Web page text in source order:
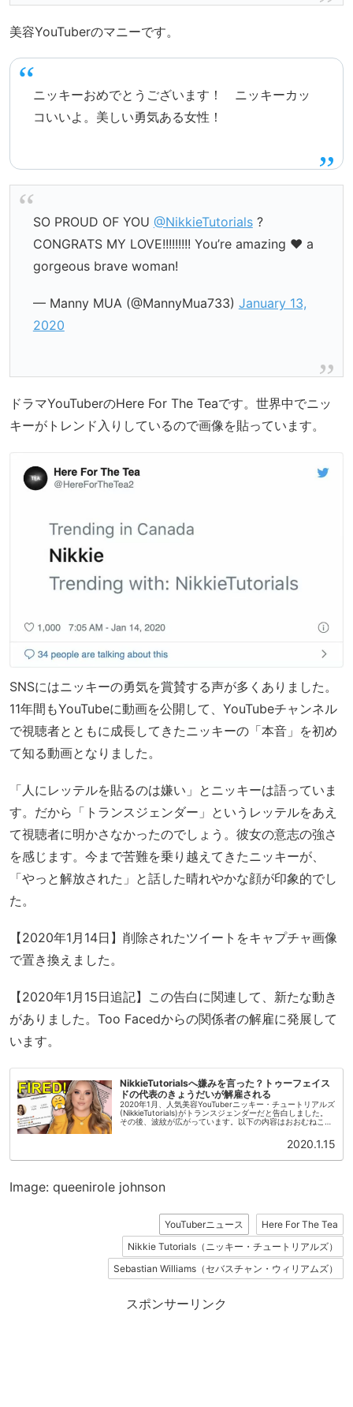
美容YouTuberのマニーです。
ニッキーおめでとうございます！ ニッキーカッ
コいいよ。美しい勇気ある女性！
SO PROUD OF YOU @NikkieTutorials?
CONGRATS MY LOVE!!!!!!!!! You’re amazing ❤️ a
gorgeous brave woman!
— Manny MUA (@MannyMua733) January 13,
2020
ドラマYouTuberのHere For The Teaです。世界中でニッ
キーがトレンド入りしているので画像を貼っています。
SNSにはニッキーの勇気を賞賛する声が多くありました。
11年間もYouTubeに動画を公開して、YouTubeチャンネル
で視聴者とともに成長してきたニッキーの「本音」を初め
て知る動画となりました。
「人にレッテルを貼るのは嫌い」とニッキーは語っていま
す。だから「トランスジェンダー」というレッテルをあえ
て視聴者に明かさなかったのでしょう。彼女の意志の強さ
を感じます。今まで苦難を乗り越えてきたニッキーが、
「やっと解放された」と話した晴れやかな顔が印象的でし
た。
【2020年1月14日】削除されたツイートをキャプチャ画像
で置き換えました。
【2020年1月15日追記】この告白に関連して、新たな動き
がありました。Too Facedからの関係者の解雇に発展して
います。
NikkieTutorialsへ嫌みを言った？トゥーフェイス
ドの代表のきょうだいが解雇される
2020年1月、人気美容YouTuberニッキー・チュートリアルズ
(NikkieTutorials)がトランスジェンダーだと告白しました。
その後、波紋が広がっています。以下の内容はおおむねこち
2020.1.15
Image: queenirole johnson
YouTuberニュース
Here For The Tea
Nikkie Tutorials（ニッキー・チュートリアルズ）
Sebastian Williams（セバスチャン・ウィリアムズ）
スポンサーリンク